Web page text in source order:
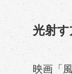
光射
映画「